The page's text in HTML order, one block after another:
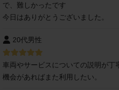
で、難しかったです
今日はありがとうございました。
20代男性
車両やサービスについての説明が丁
機会があればまた利用したい。